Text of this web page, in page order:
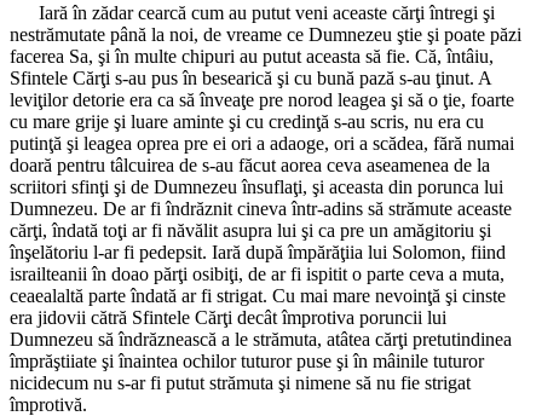
Iară în zădar cearcă cum au putut veni aceaste cărţi întregi şi
nestrămutate până la noi, de vreame ce Dumnezeu ştie şi poate păzi
facerea Sa, şi în multe chipuri au putut aceasta să fie. Că, întâiu,
Sfintele Cărţi s-au pus în besearică şi cu bună pază s-au ţinut. A
leviţilor detorie era ca să înveaţe pre norod leagea şi să o ţie, foarte
cu mare grije şi luare aminte şi cu credinţă s-au scris, nu era cu
putinţă şi leagea oprea pre ei ori a adaoge, ori a scădea, fără numai
doară pentru tâlcuirea de s-au făcut aorea ceva aseamenea de la
scriitori sfinţi şi de Dumnezeu însuflaţi, şi aceasta din porunca lui
Dumnezeu. De ar fi îndrăznit cineva într-adins să strămute aceaste
cărţi, îndată toţi ar fi năvălit asupra lui şi ca pre un amăgitoriu şi
înşelătoriu l-ar fi pedepsit. Iară după împărăţiia lui Solomon, fiind
israilteanii în doao părţi osibiţi, de ar fi ispitit o parte ceva a muta,
ceaealaltă parte îndată ar fi strigat. Cu mai mare nevoinţă şi cinste
era jidovii cătră Sfintele Cărţi decât împrotiva poruncii lui
Dumnezeu să îndrăznească a le strămuta, atâtea cărţi pretutindinea
împrăştiiate şi înaintea ochilor tuturor puse şi în mâinile tuturor
nicidecum nu s-ar fi putut strămuta şi nimene să nu fie strigat
împrotivă.